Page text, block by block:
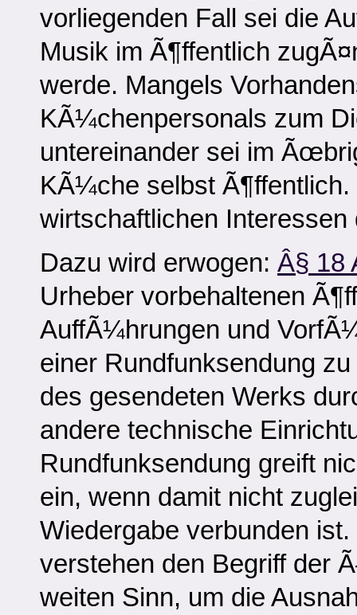
vorliegenden Fall sei die
Musik im Ã¶ffentlich
werde. Mangels
KÃ¼chenpersonals zum
untereinander sei im
KÃ¼che selbst
wirtschaftlichen
Dazu wird erwogen: Â§ 18
Urheber vorbehaltenen
AuffÃ¼hrungen und
einer Rundfunksendung
des gesendeten Werks
andere technische
Rundfunksendung greift
ein, wenn damit nicht
Wiedergabe verbunden
verstehen den Begriff der
weiten Sinn, um die